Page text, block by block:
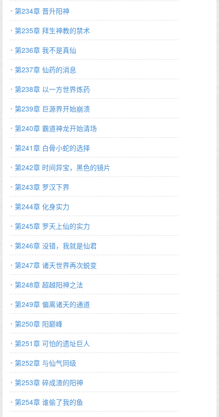
第234章 晋升阳神
第235章 拜生神教的禁术
第236章 我不是真仙
第237章 仙药的消息
第238章 以一方世界炼药
第239章 巨源界开始崩溃
第240章 霸道神龙开始清场
第241章 白骨小蛇的选择
第242章 时间异宝，黑色的镜片
第243章 罗汉下界
第244章 化身实力
第245章 罗天上仙的实力
第246章 没错，我就是仙君
第247章 诸天世界再次蜕变
第248章 超越阳神之法
第249章 偏离诸天的通道
第250章 阳巅峰
第251章 可怕的遗址巨人
第252章 与仙气同级
第253章 碎成渣的阳神
第254章 谁偷了我的鱼